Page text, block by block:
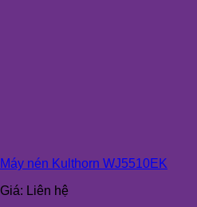
Máy nén Kulthorn WJ5510EK
Giá: Liên hệ